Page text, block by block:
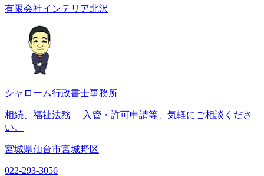
有限会社インテリア北沢
シャローム行政書士事務所
相続、福祉法務 入管・許可申請等、気軽にご相談くださ
い。
宮城県仙台市宮城野区
022-293-3056